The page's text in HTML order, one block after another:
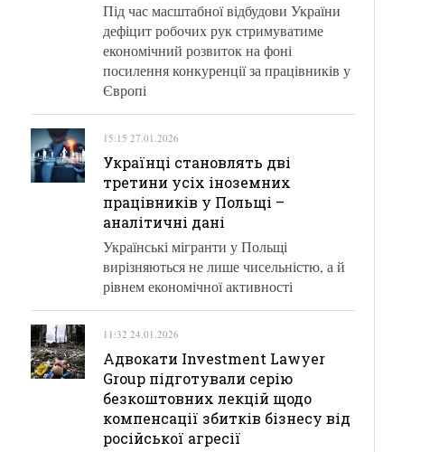
Під час масштабної відбудови України
дефіцит робочих рук стримуватиме
економічний розвиток на фоні
посилення конкуренції за працівників у
Європі
15:15 27.01.2026
Українці становлять дві
третини усіх іноземних
працівників у Польщі –
аналітичні дані
Українські мігранти у Польщі
вирізняються не лише чисельністю, а й
рівнем економічної активності
11:32 24.01.2026
Адвокати Investment Lawyer
Group підготували серію
безкоштовних лекцій щодо
компенсації збитків бізнесу від
російської агресії